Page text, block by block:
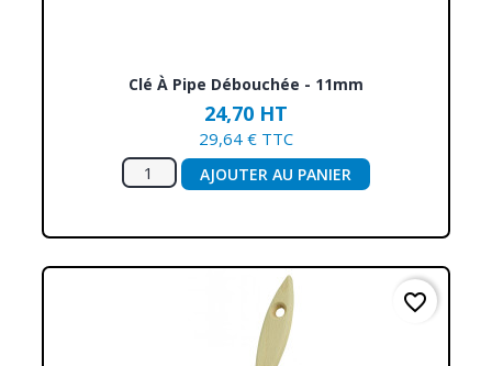
Clé À Pipe Débouchée - 11mm
24,70 HT
29,64 € TTC
AJOUTER AU PANIER
favorite_border